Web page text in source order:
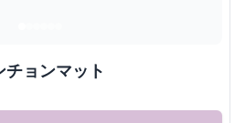
ョンマット